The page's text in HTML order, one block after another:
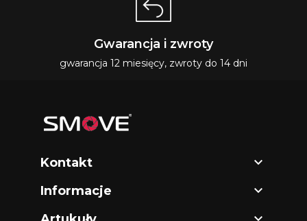
Gwarancja i zwroty
gwarancja 12 miesięcy, zwroty do 14 dni
Kontakt 
Informacje 